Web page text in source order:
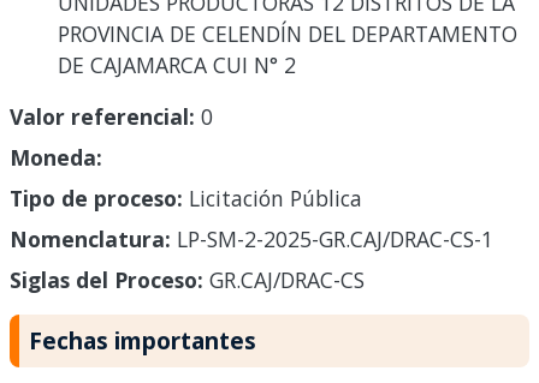
PROVINCIA DE CELENDÍN DEL DEPARTAMENTO
DE CAJAMARCA CUI N° 2
Valor referencial: 0
Moneda:
Tipo de proceso: Licitación Pública
Nomenclatura: LP-SM-2-2025-GR.CAJ/DRAC-CS-1
Siglas del Proceso: GR.CAJ/DRAC-CS
Fechas importantes